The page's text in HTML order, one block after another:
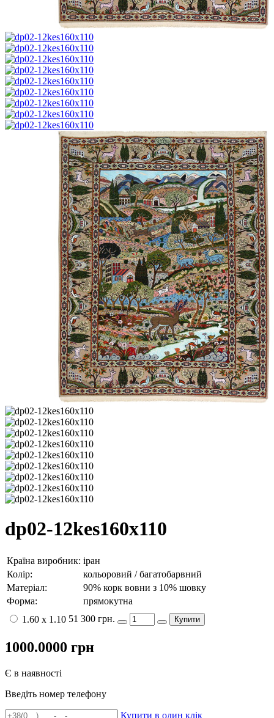
dp02-12kes160x110
Країна виробник: іран
Колір:
кольоровий / багатобарвний
Матеріал:
90% корк вовни з 10% шовку
Форма:
прямокутна
1.60 x 1.10 51 300 грн. Купити
1000.0000 грн
Є в наявності
Введіть номер телефону
Купити в один клік